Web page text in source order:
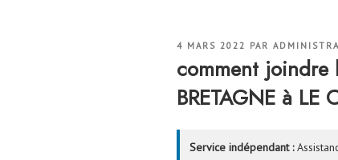
PUBLIÉ
4 MARS 2022 PAR
comment joindre
BRETAGNE à LE
Service indépendant :